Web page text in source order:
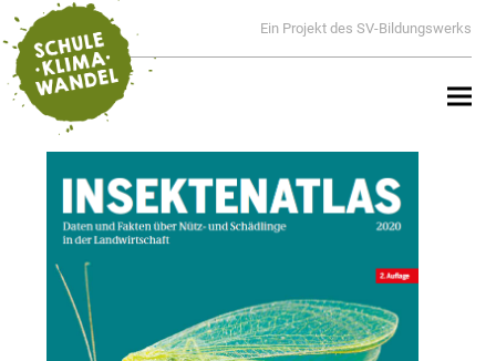
Ein Projekt des SV-Bildungswerks